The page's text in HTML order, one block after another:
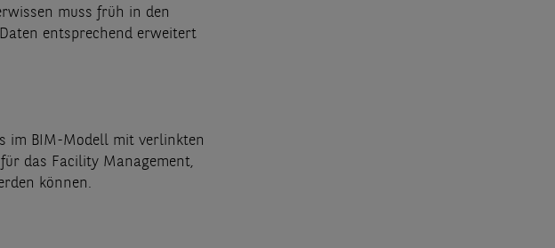
muss früh in den
entsprechend erweitert
im BIM-Modell mit verlinkten
das Facility Management,
können.